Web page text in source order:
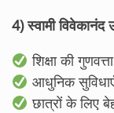
4) स्वामी
शिक्षा की
आधुनिक
छात्रों के लिए